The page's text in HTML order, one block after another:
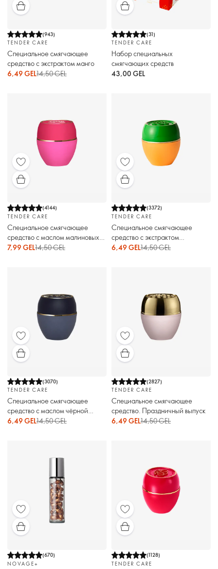
(943)
TENDER CARE
Специальное смягчающее
средство с экстрактом манго
6,49 GEL14,50 GEL
(31)
TENDER CARE
Набор специальных
смягчающих средств
43,00 GEL
(4144)
TENDER CARE
Специальное смягчающее
средство с маслом малиновых
семян
7,99 GEL14,50 GEL
(3372)
TENDER CARE
Специальное смягчающее
средство с экстрактом
мандарина
6,49 GEL14,50 GEL
(3070)
TENDER CARE
Специальное смягчающее
средство с маслом чёрной
смородины
6,49 GEL14,50 GEL
(2827)
TENDER CARE
Специальное смягчающее
средство. Праздничный выпуск
6,49 GEL14,50 GEL
(670)
NOVAGE+
(1128)
TENDER CARE